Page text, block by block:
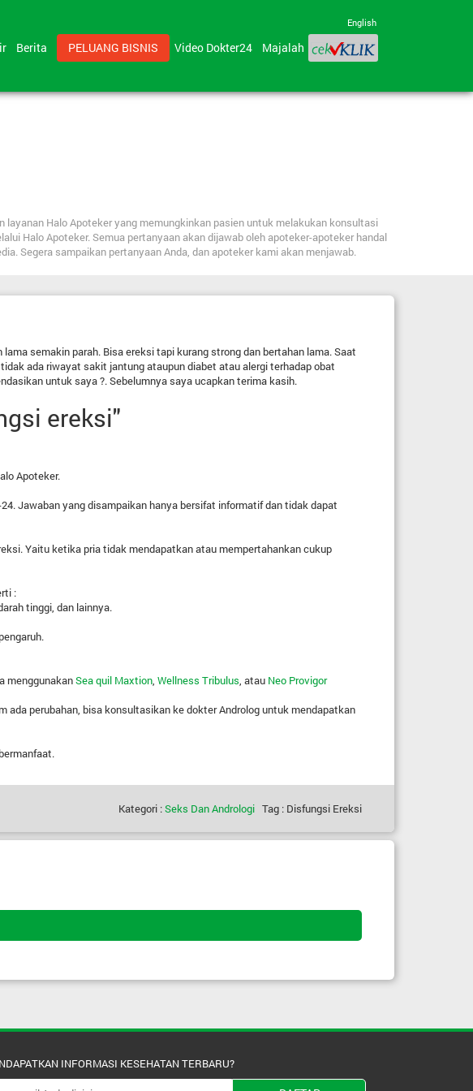
English
Berita PELUANG BISNIS Video Dokter24 Majalah
Halo Apoteker yang memungkinkan pasien untuk melakukan konsultasi
Halo Apoteker. Semua pertanyaan akan dijawab oleh apoteker-apoteker handal
Segera sampaikan pertanyaan Anda, dan apoteker kami akan menjawab.
semakin parah. Bisa ereksi tapi kurang strong dan bertahan lama. Saat
ada riwayat sakit jantung ataupun diabet atau alergi terhadap obat
untuk saya ?. Sebelumnya saya ucapkan terima kasih.
ereksi"
Apoteker.
Jawaban yang disampaikan hanya bersifat informatif dan tidak dapat
Yaitu ketika pria tidak mendapatkan atau mempertahankan cukup
:
tinggi, dan lainnya.
menggunakanSea quil Maxtion, Wellness Tribulus, atau Neo Provigor
ada perubahan, bisa konsultasikan ke dokter Androlog untuk mendapatkan
Kategori :Seks Dan Andrologi Tag : Disfungsi Ereksi
INFORMASI KESEHATAN TERBARU?